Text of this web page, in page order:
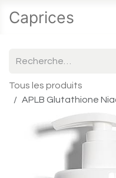
Caprices
Tous les produits
APLB Glutathione